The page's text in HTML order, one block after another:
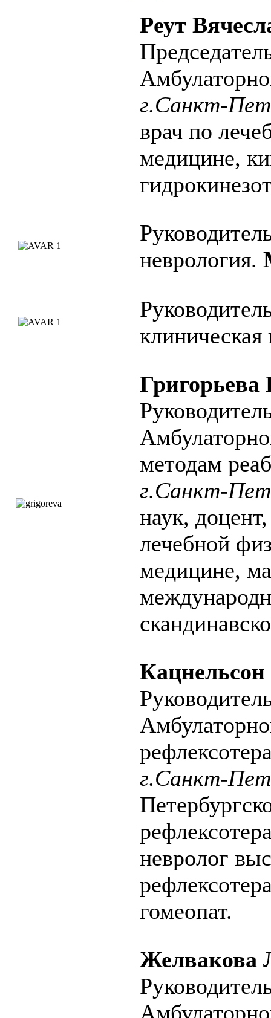
Реут
г.Санкт-
врач по
медицине,
неврология.
методам
г.Санкт-
наук,
лечебной
медицине,
г.Санкт-
невролог
гомеопат.
Желвакова